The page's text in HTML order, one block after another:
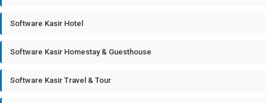
Software Kasir Hotel
Software Kasir Homestay & Guesthouse
Software Kasir Travel & Tour